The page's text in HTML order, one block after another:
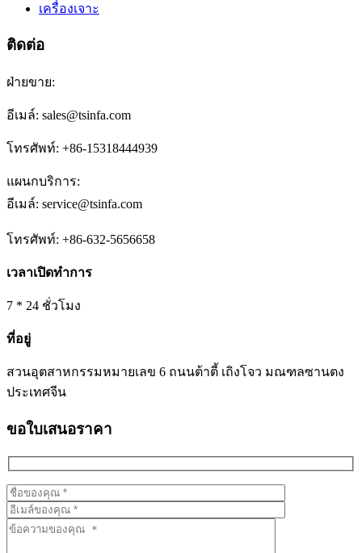
เครื่องเจาะ
ติดต่อ
ฝ่ายขาย:
อีเมล์: sales@tsinfa.com
โทรศัพท์: +86-15318444939
แผนกบริการ:
อีเมล์: service@tsinfa.com
โทรศัพท์: +86-632-5656658
เวลาเปิดทำการ
7 * 24 ชั่วโมง
ที่อยู่
สวนอุตสาหกรรมหมายเลข 6 ถนนต้าตี้ เถิงโจว มณฑลซานตง
ประเทศจีน
ขอใบเสนอราคา